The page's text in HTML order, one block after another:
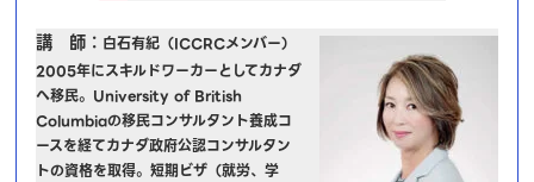
講 師： 白石有紀（ICCRCメンバー）
2005年にスキルドワーカーとしてカナダ
へ移民。University of British
Columbiaの移民コンサルタント養成コ
ースを経てカナダ政府公認コンサルタン
トの資格を取得。短期ビザ（就労、学